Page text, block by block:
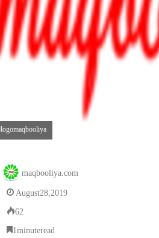
logomaqbooliya
maqbooliya.com
August 28, 2019
62
1 minute read